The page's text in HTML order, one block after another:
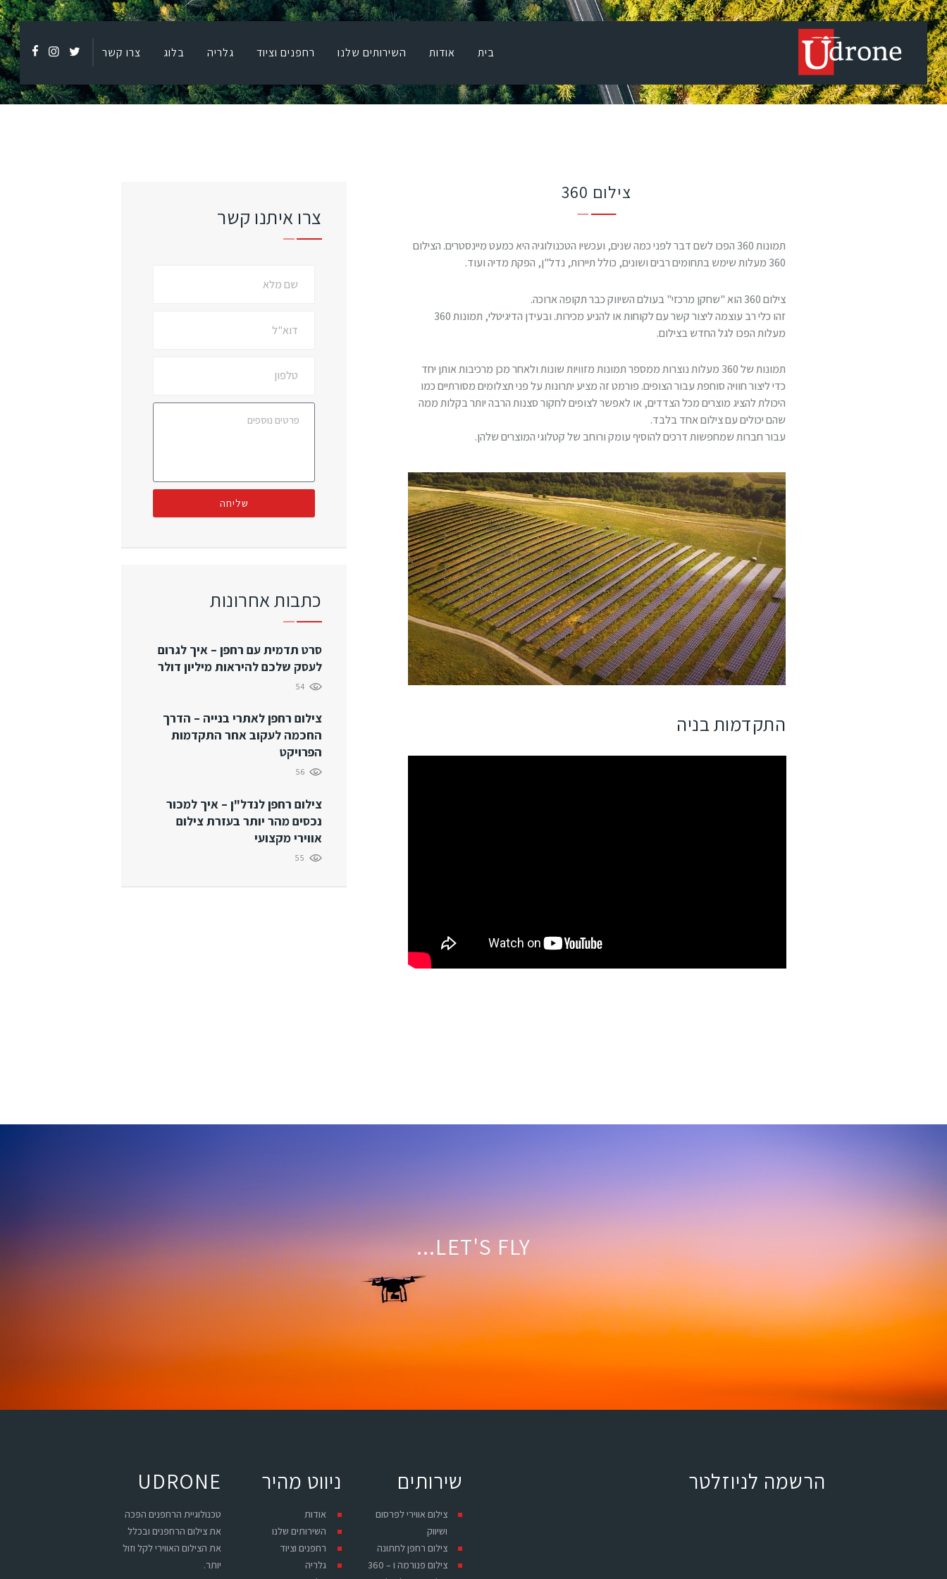
בית אודות השירותים שלנו רחפנים וציוד גלריה בלוג צרו קשר
בית
השירותים שלנו
בלוג צילום 360
תמונות 360 הפכו לשם דבר לפני כמה שנים, ועכשיו הטכנולוגיה היא כמעט מיינסטרים. הצילום
360 מעלות שימש בתחומים רבים ושונים, כולל תיירות, נדל"ן, הפקת מדיה ועוד.
צילום 360 הוא "שחקן מרכזי" בעולם השיווק כבר תקופה ארוכה.
זהו כלי רב עוצמה ליצור קשר עם לקוחות או להניע מכירות. ובעידן הדיגיטלי, תמונות 360
מעלות הפכו לגל החדש בצילום.
תמונות של 360 מעלות נוצרות ממספר תמונות מזוויות שונות ולאחר מכן מרכיבות אותן יחד
כדי ליצור חוויה סוחפת עבור הצופים. פורמט זה מציע יתרונות על פני תצלומים מסורתיים כמו
היכולת להציג מוצרים מכל הצדדים, או לאפשר לצופים לחקור סצנות הרבה יותר בקלות ממה
שהם יכולים עם צילום אחד בלבד.
עבור חברות שמחפשות דרכים להוסיף עומק ורוחב של קטלוגי המוצרים שלהן.
התקדמות בניה
צרו איתנו קשר
שליחה
כתבות אחרונות
סרט תדמית עם רחפן – איך לגרום
לעסק שלכם להיראות מיליון דולר
54
צילום רחפן לאתרי בנייה – הדרך
החכמה לעקוב אחר התקדמות
הפרויקט
56
צילום רחפן לנדל"ן – איך למכור
נכסים מהר יותר בעזרת צילום
אווירי מקצועי
55
LET'S FLY...
UDRONE
טכנולוגיית הרחפנים הפכה
את צילום הרחפנים ובכלל
את הצילום האווירי לקל וזול
יותר.
ניווט מהיר
אודות
השירותים שלנו
רחפנים וציוד
גלריה
שירותים
צילום אווירי לפרסום
ושיווק
צילום רחפן לחתונה
צילום פנורמה ו – 360
הרשמה לניוזלטר